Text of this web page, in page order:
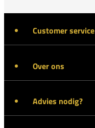
Customer service
Over ons
Advies nodig?